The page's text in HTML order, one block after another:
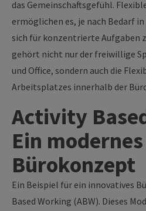
das Gemeinschaftsgefühl.
ermöglichen es, je nach Bedarf
sich für konzentrierte Aufgaben
gehört nicht nur der freiwillige
und Office, sondern auch die
Arbeitsplatzes innerhalb der
Activity
Ein modernes
Bürokonzept
Ein Beispiel für ein innovatives
Based Working (ABW). Dieses